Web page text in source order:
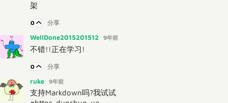
架
0 分享
WellDone2015201512 9年前
不错!!正在学习!
0 分享
ruke 9年前
支持Markdown吗?我试试